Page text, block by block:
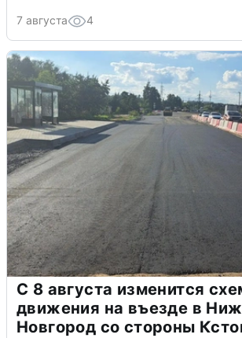
7 августа 4
С 8 августа изменится
движения на въезде в
Новгород со стороны